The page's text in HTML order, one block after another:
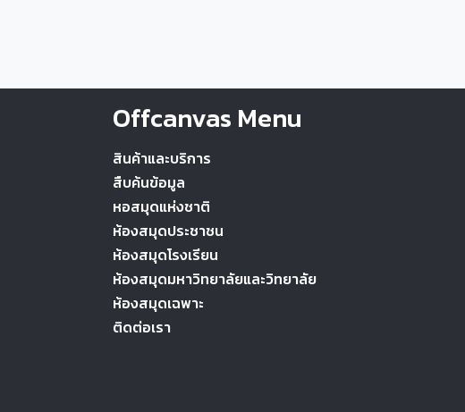
Offcanvas Menu
สินค้าและบริการ
สืบค้นข้อมูล
หอสมุดแห่งชาติ
ห้องสมุดประชาชน
ห้องสมุดโรงเรียน
ห้องสมุดมหาวิทยาลัยและวิทยาลัย
ห้องสมุดเฉพาะ
ติดต่อเรา